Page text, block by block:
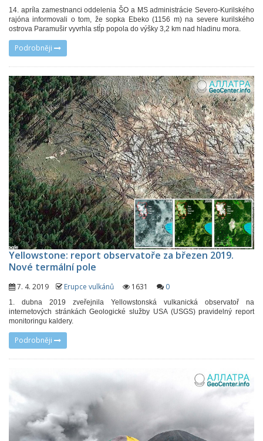
14. apríla zamestnanci oddelenia ŠO a MS administrácie Severo-Kurilského
rajóna informovali o tom, že sopka Ebeko (1156 m) na severe kurilského
ostrova Paramušir vyvrhla stĺp popola do výšky 3,2 km nad hladinu mora.
Podrobněji
Yellowstone: report observatoře za březen 2019.
Nové termální pole
7. 4. 2019 Erupce vulkánů 1631 0
1. dubna 2019 zveřejnila Yellowstonská vulkanická observatoř na
internetových stránkách Geologické služby USA (USGS) pravidelný report
monitoringu kaldery.
Podrobněji